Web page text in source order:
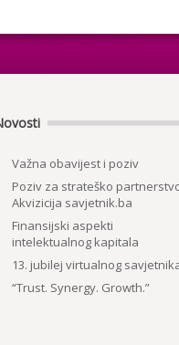
Važna obavijest i poziv
Poziv za strateško
Akvizicija savjetnik.ba
Finansijski aspekti
intelektualnog kapitala
13. jubilej virtualnog
“Trust. Synergy. Growth.”